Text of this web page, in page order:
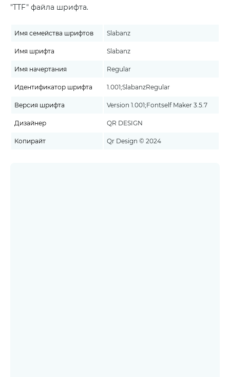
"TTF" файла шрифта.
Имя семейства шрифтов Slabanz
Имя шрифта Slabanz
Имя начертания Regular
Идентификатор шрифта 1.001;SlabanzRegular
Версия шрифта Version 1.001;Fontself Maker 3.5.7
Дизайнер QR DESIGN
Копирайт Qr Design © 2024